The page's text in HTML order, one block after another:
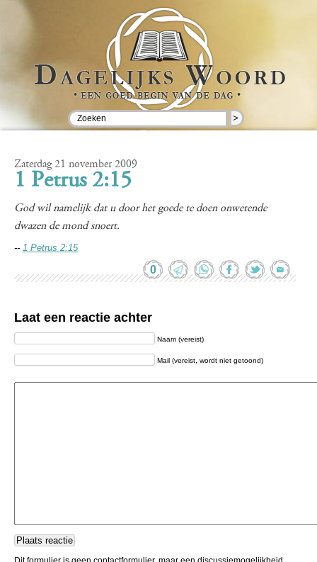
>
Zaterdag 21 november 2009
1 Petrus 2:15
God wil namelijk dat u door het goede te doen onwetende
dwazen de mond snoert.
-- 1 Petrus 2:15
0
Laat een reactie achter
Naam (vereist)
Mail (vereist, wordt niet getoond)